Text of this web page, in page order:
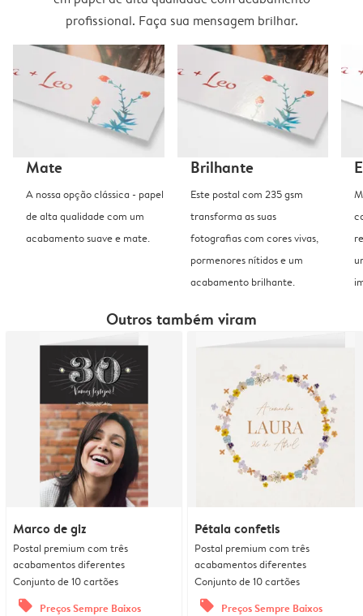
profissional. Faça sua mensagem brilhar.
Mate
A nossa opção clássica - papel
de alta qualidade com um
acabamento suave e mate.
Brilhante
Este postal com 235 gsm
transforma as suas
fotografias com cores vivas,
pormenores nítidos e um
acabamento brilhante.
Outros também viram
Marco de giz
Postal premium com três
acabamentos diferentes
Conjunto de 10 cartões
offers Preços Sempre Baixos
Pétala confetis
Postal premium com três
acabamentos diferentes
Conjunto de 10 cartões
offers Preços Sempre Baixos